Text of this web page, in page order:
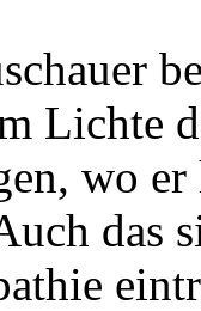
Lichte
wo
das